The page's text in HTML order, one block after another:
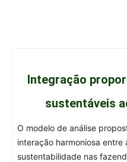
Integração
sustentáveis
O modelo de análise
interação harmoniosa entre
sustentabilidade nas